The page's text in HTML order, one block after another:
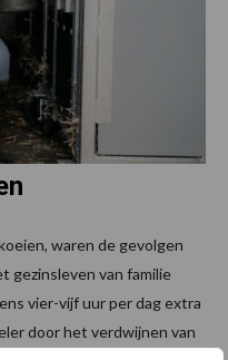
waren de gevolgen
gezinsleven van familie
vier-vijf uur per dag extra
door het verdwijnen van